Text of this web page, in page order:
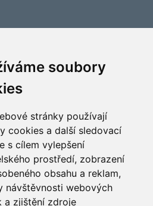
soubory
stránky používají
cookies a další sledovací
s cílem vylepšení
prostředí, zobrazení
obsahu a reklam,
návštěvnosti webových
a zjištění zdroje